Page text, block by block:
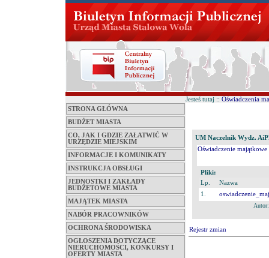
STRONA GŁÓWNA
BUDŻET MIASTA
CO, JAK I GDZIE ZAŁATWIĆ W
URZĘDZIE MIEJSKIM
INFORMACJE I KOMUNIKATY
INSTRUKCJA OBSŁUGI
JEDNOSTKI I ZAKŁADY
BUDŻETOWE MIASTA
MAJĄTEK MIASTA
NABÓR PRACOWNIKÓW
OCHRONA ŚRODOWISKA
OGŁOSZENIA DOTYCZĄCE
NIERUCHOMOŚCI, KONKURSY I
OFERTY MIASTA
Jesteś tutaj :: Oświadczenia
UM Naczelnik Wydz.
Oświadczenie majątkowe
Pliki:
Lp.
Nazwa
1.
Rejestr zmian